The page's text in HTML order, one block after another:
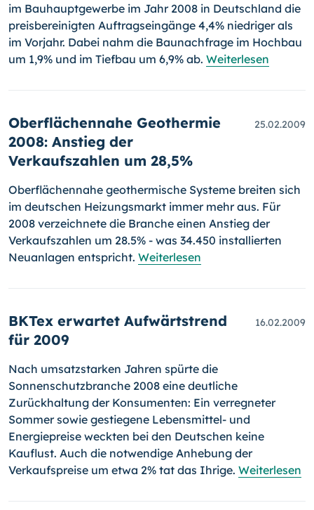
im Bauhaupt­ge­werbe im Jahr 2008 in Deutschland die
preisbereinigten Auftragsein­gänge 4,4% niedriger als
im Vorjahr. Dabei nahm die Baunachfrage im Hochbau
um 1,9% und im Tiefbau um 6,9% ab. Weiterlesen
Oberflächennahe Geothermie
2008: Anstieg der
Verkaufszahlen um 28,5%
25.02.2009
Oberflächennahe geothermische Systeme breiten sich
im deutschen Heizungsmarkt immer mehr aus. Für
2008 verzeichnete die Branche einen Anstieg der
Verkaufszahlen um 28.5% - was 34.450 installierten
Neuanlagen entspricht. Weiterlesen
BKTex erwartet Aufwärtstrend
für 2009
16.02.2009
Nach umsatzstarken Jahren spürte die
Sonnenschutzbranche 2008 eine deutliche
Zurückhaltung der Konsumenten: Ein verregneter
Sommer so­wie gestiegene Lebensmittel- und
Energiepreise weckten bei den Deut­schen keine
Kauflust. Auch die notwendige Anhebung der
Verkaufs­preise um etwa 2% tat das Ihrige. Weiterlesen